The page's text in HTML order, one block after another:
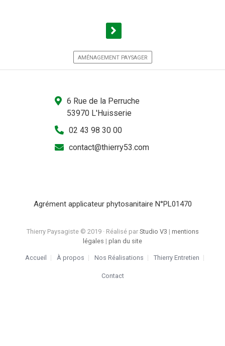
AMÉNAGEMENT PAYSAGER
6 Rue de la Perruche
53970 L'Huisserie
02 43 98 30 00
contact@thierry53.com
Agrément applicateur phytosanitaire N°PL01470
Thierry Paysagiste © 2019 · Réalisé par Studio V3 | mentions
légales | plan du site
Accueil À propos Nos Réalisations Thierry Entretien
Contact